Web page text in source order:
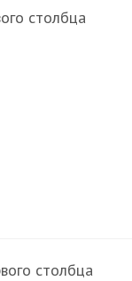
столбца
столбца